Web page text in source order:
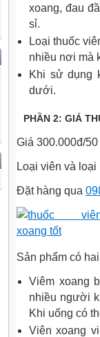
xoang, đau
sỉ.
Loại thuốc
nhiều nơi mà
Khi sử dụng
dưới.
PHẦN 2: GIÁ
Giá 300.000đ/
Loại viên và loại
Đặt hàng qua
Sản phẩm có
Viêm xoang
nhiều người
Khi uống có
Viên xoang